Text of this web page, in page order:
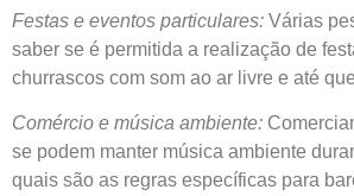
Festas e eventos particulares: Várias
saber se é permitida a realização de
churrascos com som ao ar livre e até
Comércio e música ambiente:
se podem manter música ambiente
quais são as regras específicas para